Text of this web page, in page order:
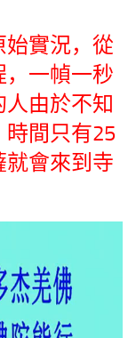
始實況，從
，一幀一秒
由於不知
間只有25
就會來到寺